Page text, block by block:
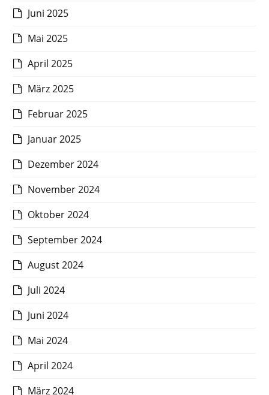
Juni 2025
Mai 2025
April 2025
März 2025
Februar 2025
Januar 2025
Dezember 2024
November 2024
Oktober 2024
September 2024
August 2024
Juli 2024
Juni 2024
Mai 2024
April 2024
März 2024